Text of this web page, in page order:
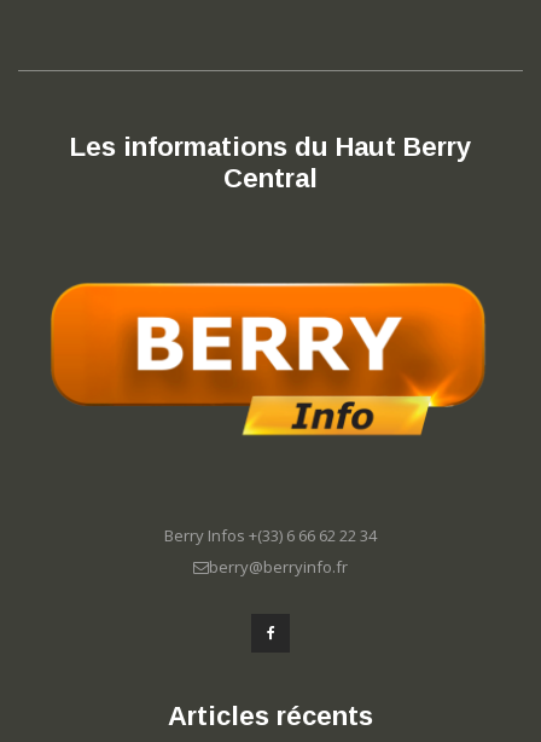
Les informations du Haut Berry
Central
Berry Infos +(33) 6 66 62 22 34
berry@berryinfo.fr
Articles récents